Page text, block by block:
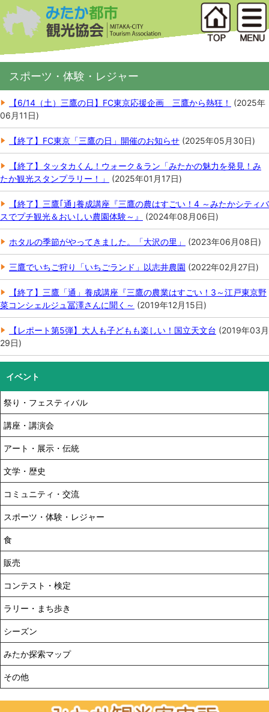
スポーツ・体験・レジャー
【6/14（土）三鷹の日】FC東京応援企画 三鷹から熱狂！ (2025年
06月11日)
【終了】FC東京「三鷹の日」開催のお知らせ (2025年05月30日)
【終了】タッタカくん！ウォーク＆ラン「みたかの魅力を発見！み
たか観光スタンプラリー！」
(2025年01月17日)
【終了】三鷹｢通｣養成講座『三鷹の農はすごい！4 ～みたかシティバ
スでプチ観光＆おいしい農園体験～』
(2024年08月06日)
ホタルの季節がやってきました。「大沢の里」 (2023年06月08日)
三鷹でいちご狩り「いちごランド」以志井農園 (2022年02月27日)
【終了】三鷹「通」養成講座『三鷹の農業はすごい！3～江戸東京野
菜コンシェルジュ冨澤さんに聞く～ (2019年12月15日)
【レポート第5弾】大人も子どもも楽しい！国立天文台 (2019年03月
29日)
イベント
祭り・フェスティバル
講座・講演会
アート・展示・伝統
文学・歴史
コミュニティ・交流
スポーツ・体験・レジャー
食
販売
コンテスト・検定
ラリー・まち歩き
シーズン
みたか探索マップ
その他